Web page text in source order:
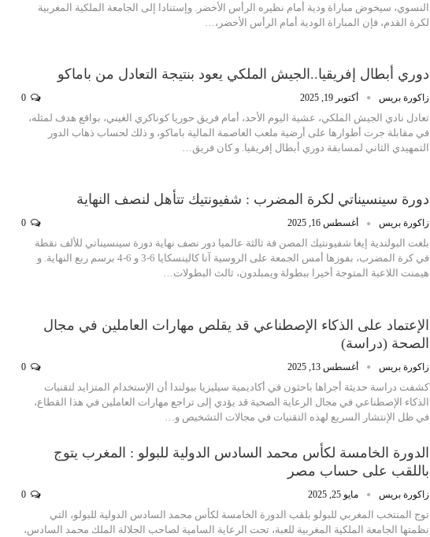
النسوي، سيخوض مباراة ودية أمام نظيره الرأس الأخضر. وإستنادا إلى الجامعة الملكية المغربية
لكرة القدم، فإن المباراة الودية أمام الرأس الأخضر،…
دوري أبطال إفريقيا..الجيش الملكي يعود بنتيجة التعادل من باماكو
زاكورة بريس أكتوبر 19, 2025
تعادل نادي الجيش الملكي، عشية اليوم الأحد، أمام فريق حوريا كوناكري الغيني، بواقع هدف لمثله،
في مقابلة جرت أطوارها على أرضية ملعب العاصمة المالية باماكو، و ذلك لحساب ذهاب الدور
التمهيدي الثاني لمسابقة دوري أبطال إفريقيا. و كان فريق…
دورة سينسيناتي لكرة المضرب : شفيونتيك تتأهل لنصف النهاية
زاكورة بريس أغسطس 16, 2025
بلغت البولندية إيغا شفيونتيك المصن فة ثالثة عالميا دور نصف نهاية دورة سينسيناتي للألف نقطة
في كرة المضرب، بفوزها أمس الجمعة على الروسية آنا كالينسكايا 6-3 و 6-4 برسم ربع النهاية. و
هيمنت اللاعبة المتوجة أخيرا ببطولة ويمبلدون، ثالث البطولات…
الإعتماد على الذكاء الإصطناعي قد يقلص مهارات العاملين في مجال
الصحة (دراسة)
زاكورة بريس أغسطس 13, 2025
كشفت دراسة حديثة أجراها باحثون في أكاديمية سيليزيا ببولندا أن الإستخدام المتزايد لتقنيات
الذكاء الإصطناعي في مجال الرعاية الصحية قد يؤدي إلى تراجع مهارات العاملين في هذا القطاع،
في ظل الإنتشار السريع لهذه التقنيات في مجالات التشخيص و…
الدورة الخامسة لكأس محمد السادس الدولية للبولو : المغرب يتوج
باللقب على حساب مصر
زاكورة بريس مايو 25, 2025
توج المنتخب المغربي للبولو بلقب الدورة الخامسة لكأس محمد السادس الدولية للبولو، التي
نظمتها الجامعة الملكية المغربية للعبة، تحت الرعاية السامية لصاحب الجلالة الملك محمد السادس،